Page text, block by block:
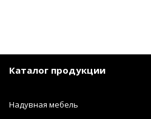
Каталог продукции
Надувная мебель